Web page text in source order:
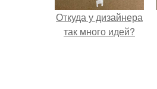
Откуда у дизайнера
так много идей?